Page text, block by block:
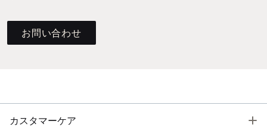
お問い合わせ
カスタマーケア